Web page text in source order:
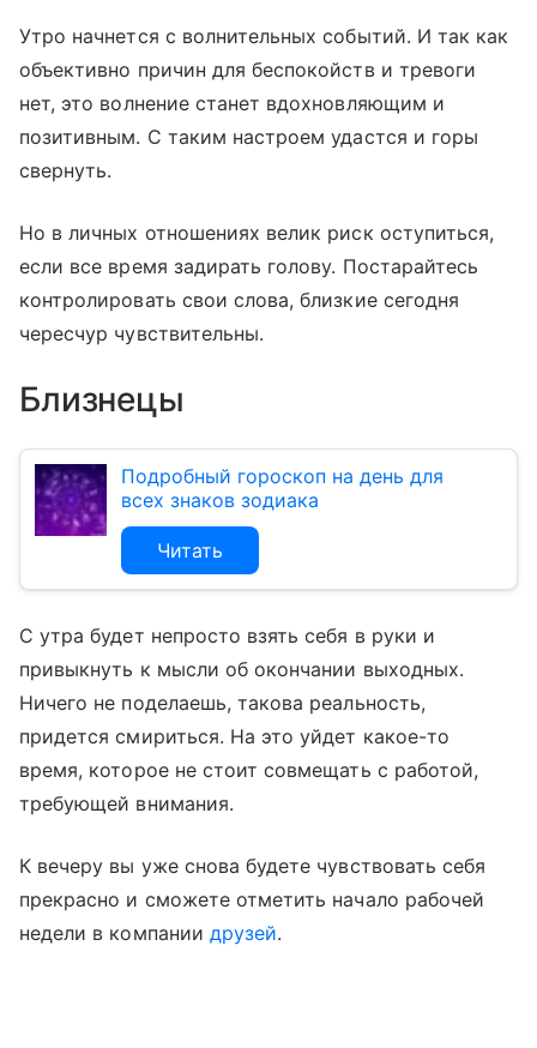
Утро начнется с волнительных событий. И так как
объективно причин для беспокойств и тревоги
нет, это волнение станет вдохновляющим и
позитивным. С таким настроем удастся и горы
свернуть.
Но в личных отношениях велик риск оступиться,
если все время задирать голову. Постарайтесь
контролировать свои слова, близкие сегодня
чересчур чувствительны.
Близнецы
Подробный гороскоп на день для
всех знаков зодиака
Читать
С утра будет непросто взять себя в руки и
привыкнуть к мысли об окончании выходных.
Ничего не поделаешь, такова реальность,
придется смириться. На это уйдет какое-то
время, которое не стоит совмещать с работой,
требующей внимания.
К вечеру вы уже снова будете чувствовать себя
прекрасно и сможете отметить начало рабочей
недели в компании друзей.